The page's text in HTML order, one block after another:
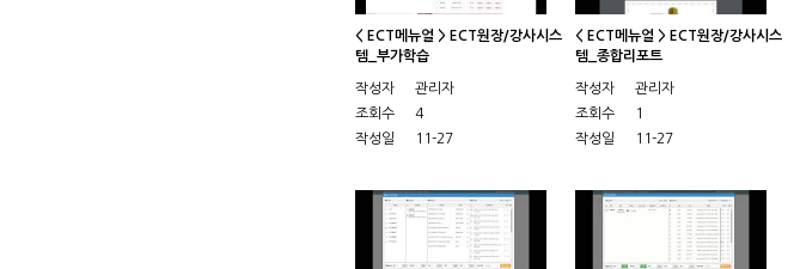
< ECT메뉴얼 > ECT원장/강사시스
템_부가학습
작성자
관리자
조회수
4
작성일
11-27
< ECT메뉴얼 > ECT원장/강사시스
템_종합리포트
작성자
관리자
조회수
1
작성일
11-27